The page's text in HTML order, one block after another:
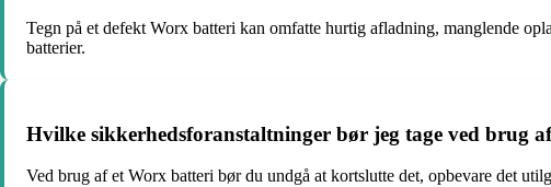
Tegn på et defekt Worx batteri kan omfatte hurtig afladning, manglende
batterier.
Hvilke sikkerhedsforanstaltninger bør jeg tage ved brug
Ved brug af et Worx batteri bør du undgå at kortslutte det, opbevare det